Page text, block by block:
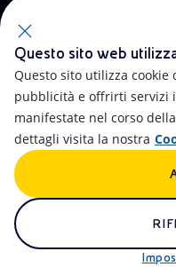
ALTRI LINK
Accessibilità
Newsletter
Remit
Questo sito web
Questo sito utilizza
pubblicità e offrirti servizi
manifestate nel corso
dettagli visita la nostra